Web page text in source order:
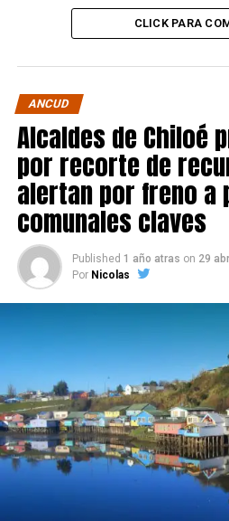
CLICK PARA
ANCUD
Alcaldes de Chiloé
por recorte de
alertan por freno a
comunales claves
Published 1 año atras on 29
Por Nicolas